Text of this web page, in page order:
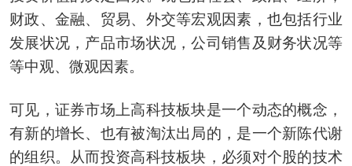
财政、金融、贸易、外交等宏观因素，也包括行业
发展状况，产品市场状况，公司销售及财务状况等
等中观、微观因素。
可见，证券市场上高科技板块是一个动态的概念，
有新的增长、也有被淘汰出局的，是一个新陈代谢
的组织。从而投资高科技板块，必须对个股的技术